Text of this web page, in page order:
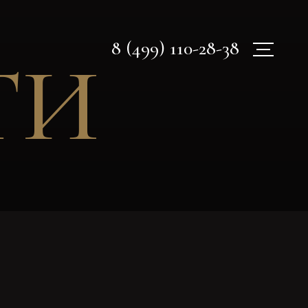
8 (499) 110-28-38